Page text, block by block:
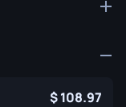
108.97